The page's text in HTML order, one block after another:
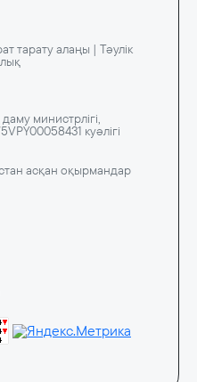
тарату алаңы | Тәулік
министрлігі,
куәлігі
асқан оқырмандар